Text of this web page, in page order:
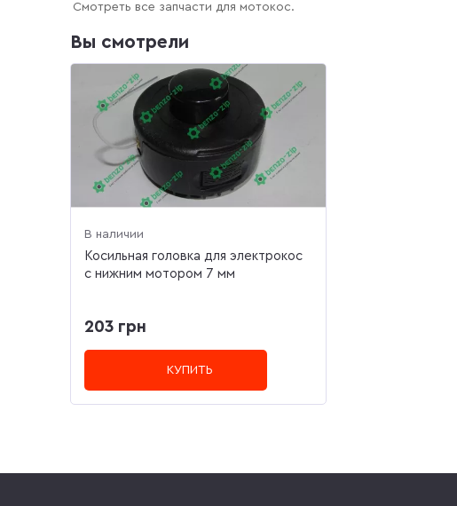
Смотреть все запчасти для мотокос.
Вы смотрели
В наличии
Косильная головка для электрокос
с нижним мотором 7 мм
203 грн
КУПИТЬ